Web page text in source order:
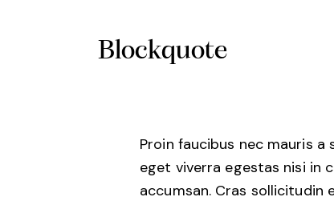
Blockquote
Proin faucibus nec mauris
eget viverra egestas nisi in
accumsan. Cras sollicitudin